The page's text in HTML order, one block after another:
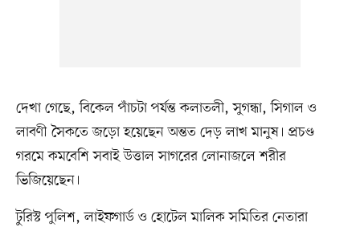
দেখা গেছে, বিকেল পাঁচটা পর্যন্ত কলাতলী, সুগন্ধা, সিগাল ও
লাবণী সৈকতে জড়ো হয়েছেন অন্তত দেড় লাখ মানুষ। প্রচণ্ড
গরমে কমবেশি সবাই উত্তাল সাগরের লোনাজলে শরীর
ভিজিয়েছেন।
টুরিস্ট পুলিশ, লাইফগার্ড ও হোটেল মালিক সমিতির নেতারা